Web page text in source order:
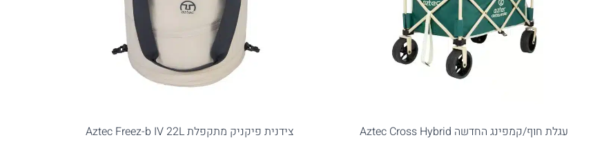
עגלת חוף/קמפינג החדשה Aztec Cross Hybrid צידנית פיקניק מתקפלת Aztec Freez-b IV 22L